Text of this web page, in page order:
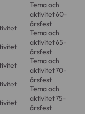
Från 3 500 kr i
den ultimata
Normalt 950 kr
i Nacka och
logistik och
Tema och
aktivitet 60-
årsfest
Tema och
aktivitet 65-
årsfest
Tema och
aktivitet 70-
årsfest
Tema och
aktivitet 75-
årsfest